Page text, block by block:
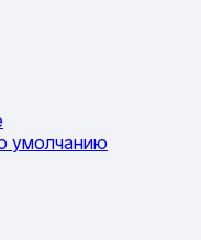
умолчанию